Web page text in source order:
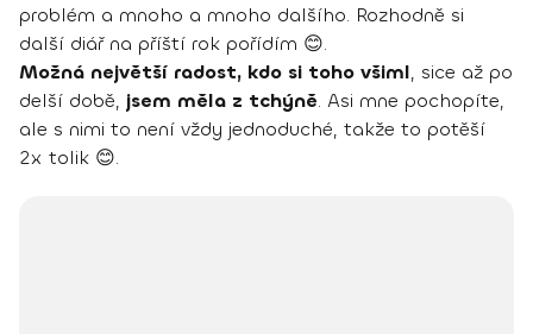
problém a mnoho a mnoho dalšího. Rozhodně si
další diář na příští rok pořídím 😊.
Možná největší radost, kdo si toho všiml, sice až po
delší době, jsem měla z tchýně. Asi mne pochopíte,
ale s nimi to není vždy jednoduché, takže to potěší
2x tolik 😊.